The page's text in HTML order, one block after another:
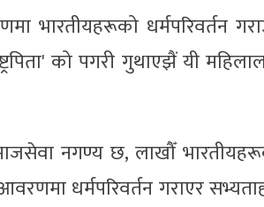
भारतीयहरूको धर्मपरिवर्तन
को पगरी गुथाएझैं यी
नगण्य छ, लाखौँ
धर्मपरिवर्तन गराएर